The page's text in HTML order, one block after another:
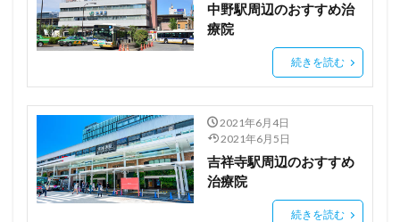
中野駅周辺のおすすめ治
療院
続きを読む
2021年6月4日
2021年6月5日
吉祥寺駅周辺のおすすめ
治療院
続きを読む